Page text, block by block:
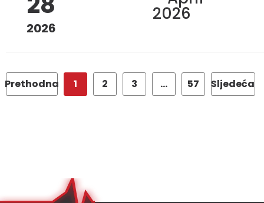
2026
2026
Prethodna 1 2 3 … 57 Sljedeća